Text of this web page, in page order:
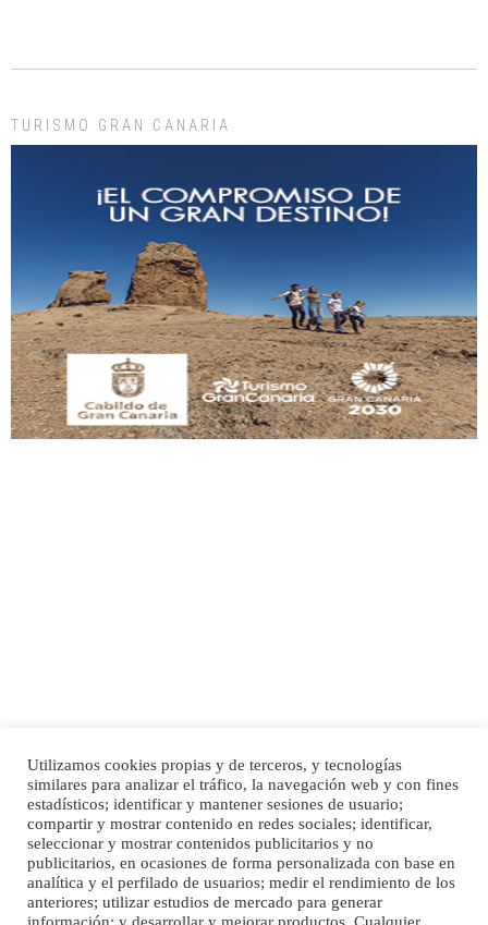
días, ella incluida...
Gato manso encontrado
Este gato macho ha aparecido en la calle hace menos de un mes, es muy
manso y extremadamente cari...
Leales.org » Gran Canaria | 9.7.2025
SHIBA PERDIDO AVDA JOSE MESA Y LOPEZ
PERRO MACHO RAZA SHIBA CON MICROCHIP PERDIDO HOY 06/07/2025 ZONA
MESA Y LOPEZ. ES MUY ASUSTADIZO
Leales.org » Gran Canaria | 6.7.2025
TURISMO GRAN CANARIA
Inicio Publicidad
Política de privacidad
Aviso Legal
Cláusula de Cookies
Enlaces de interés
Utilizamos cookies propias y de terceros, y tecnologías
similares para analizar el tráfico, la navegación web y con fines
estadísticos; identificar y mantener sesiones de usuario;
compartir y mostrar contenido en redes sociales; identificar,
seleccionar y mostrar contenidos publicitarios y no
publicitarios, en ocasiones de forma personalizada con base en
analítica y el perfilado de usuarios; medir el rendimiento de los
anteriores; utilizar estudios de mercado para generar